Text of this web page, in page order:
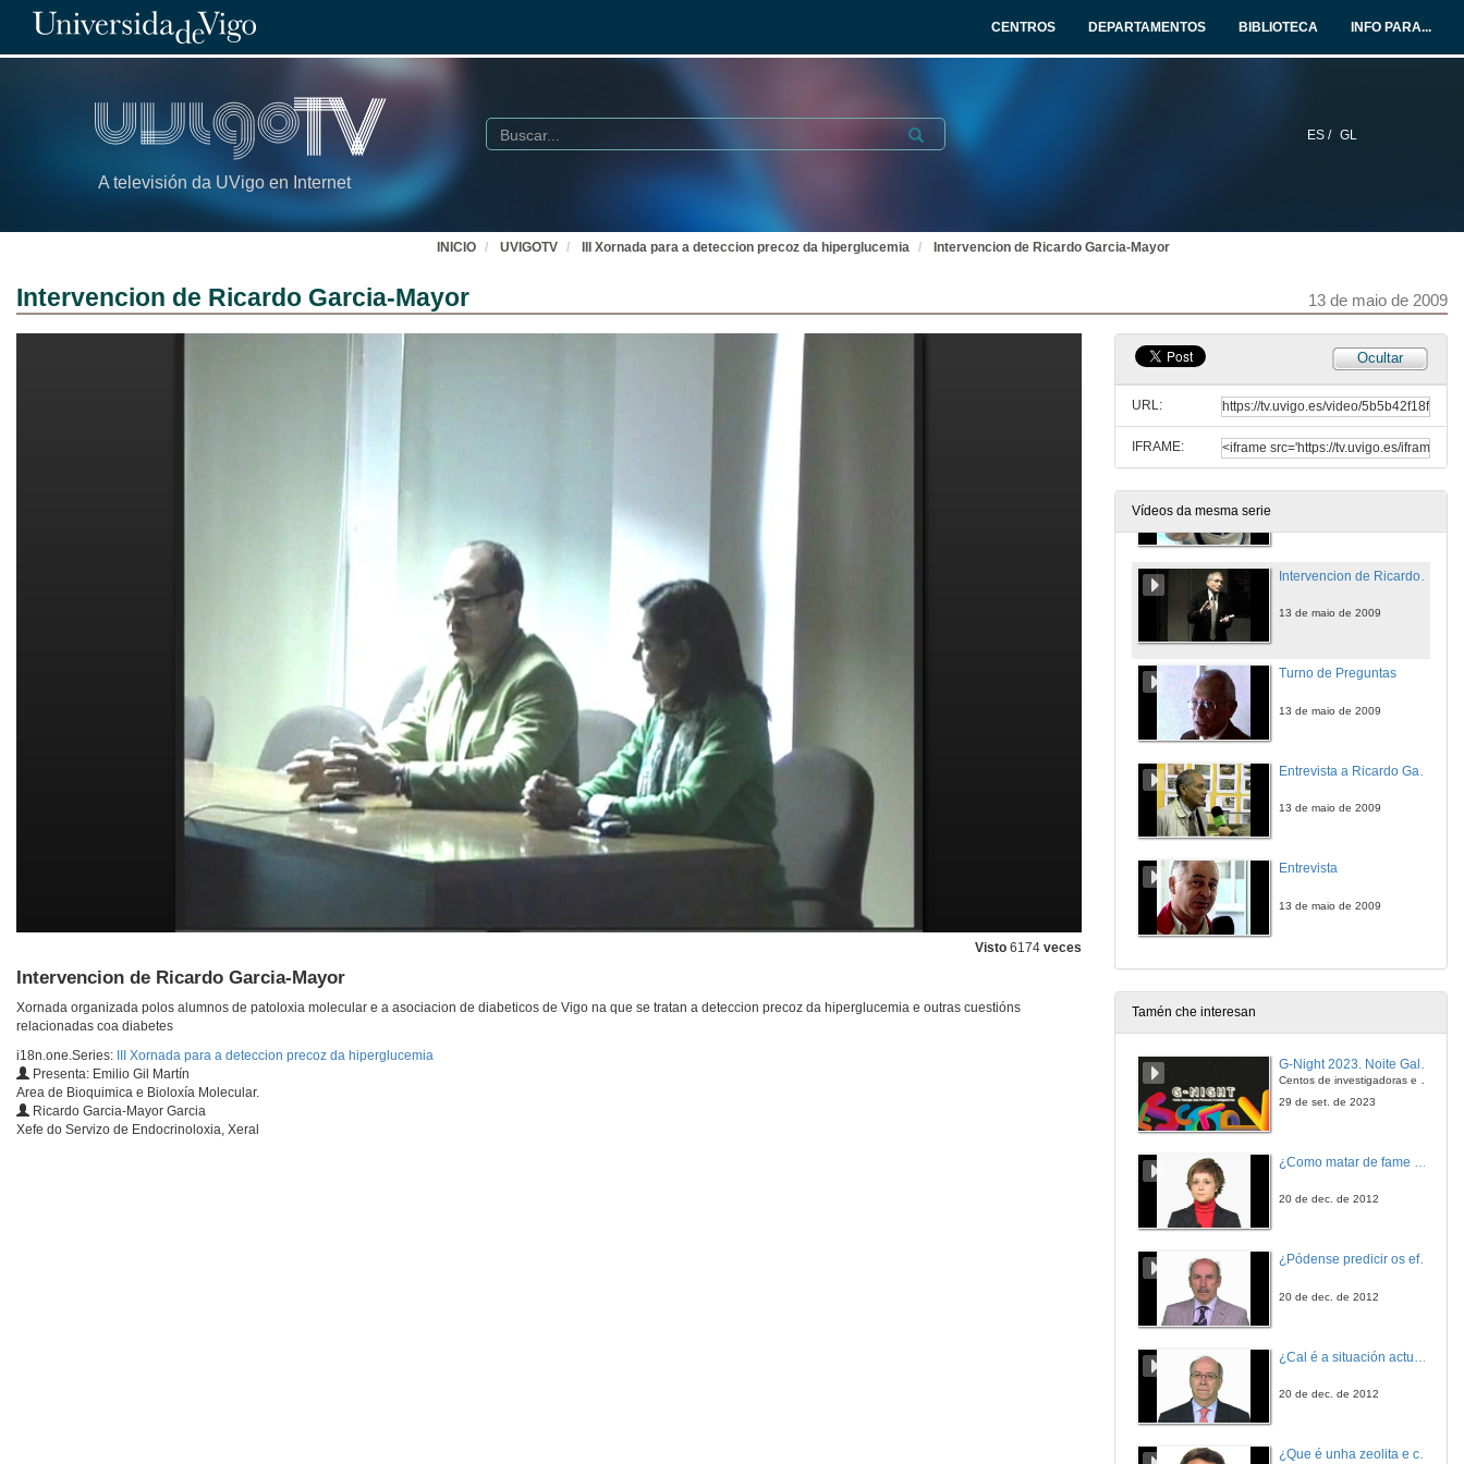
CENTROS DEPARTAMENTOS BIBLIOTECA INFO PARA...
A televisión da UVigo en Internet
ES / GL
Buscar Submit
INICIO UVIGOTV III Xornada para a deteccion precoz da hiperglucemia Intervencion de Ricardo Garcia-Mayor
Intervencion de Ricardo Garcia-Mayor 13 de maio de 2009
Visto 6174 veces
Intervencion de Ricardo Garcia-Mayor
Xornada organizada polos alumnos de patoloxia molecular e a asociacion de diabeticos de Vigo na que se tratan a deteccion precoz da hiperglucemia e outras cuestións
relacionadas coa diabetes
i18n.one.Series:
III Xornada para a deteccion precoz da hiperglucemia
Presenta: Emilio Gil Martín
Area de Bioquimica e Bioloxía Molecular.
Ricardo Garcia-Mayor Garcia
Xefe do Servizo de Endocrinoloxia, Xeral
Ocultar
URL:
IFRAME:
Vídeos da mesma serie
13 de maio de 2009
Turno de Preguntas
13 de maio de 2009
13 de maio de 2009
Entrevista
13 de maio de 2009
Tamén che interesan
G-Night 2023. Noite Galega das Persoas Investigadoras. Conciencias creativas
Centos de investigadoras e investigadores, decenas de actividades e sete cidades
29 de set. de 2023
20 de dec. de 2012
¿Pódense predicir os efectos polo achegamento á Terra dos asteroides?
20 de dec. de 2012
20 de dec. de 2012
¿Que é unha zeolita e cales son as súas aplicacións?